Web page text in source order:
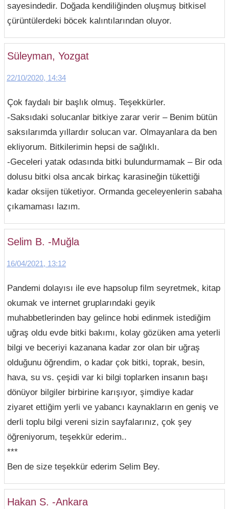
sayesindedir. Doğada kendiliğinden oluşmuş bitkisel
çürüntülerdeki böcek kalıntılarından oluyor.
Süleyman, Yozgat
22/10/2020, 14:34
Çok faydalı bir başlık olmuş. Teşekkürler.
-Saksıdaki solucanlar bitkiye zarar verir – Benim bütün
saksılarımda yıllardır solucan var. Olmayanlara da ben
ekliyorum. Bitkilerimin hepsi de sağlıklı.
-Geceleri yatak odasında bitki bulundurmamak – Bir oda
dolusu bitki olsa ancak birkaç karasineğin tükettiği
kadar oksijen tüketiyor. Ormanda geceleyenlerin sabaha
çıkamaması lazım.
Selim B. -Muğla
16/04/2021, 13:12
Pandemi dolayısı ile eve hapsolup film seyretmek, kitap
okumak ve internet gruplarındaki geyik
muhabbetlerinden bay gelince hobi edinmek istediğim
uğraş oldu evde bitki bakımı, kolay gözüken ama yeterli
bilgi ve beceriyi kazanana kadar zor olan bir uğraş
olduğunu öğrendim, o kadar çok bitki, toprak, besin,
hava, su vs. çeşidi var ki bilgi toplarken insanın başı
dönüyor bilgiler birbirine karışıyor, şimdiye kadar
ziyaret ettiğim yerli ve yabancı kaynakların en geniş ve
derli toplu bilgi vereni sizin sayfalarınız, çok şey
öğreniyorum, teşekkür ederim..
***
Ben de size teşekkür ederim Selim Bey.
Hakan S. -Ankara